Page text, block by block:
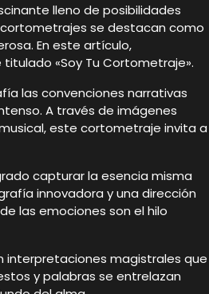
lleno de posibilidades
se destacan como
En este artículo,
«Soy Tu Cortometraje».
las convenciones narrativas
A través de imágenes
este cortometraje invita a
capturar la esencia misma
innovadora y una dirección
las emociones son el hilo
interpretaciones magistrales que
y palabras se entrelazan